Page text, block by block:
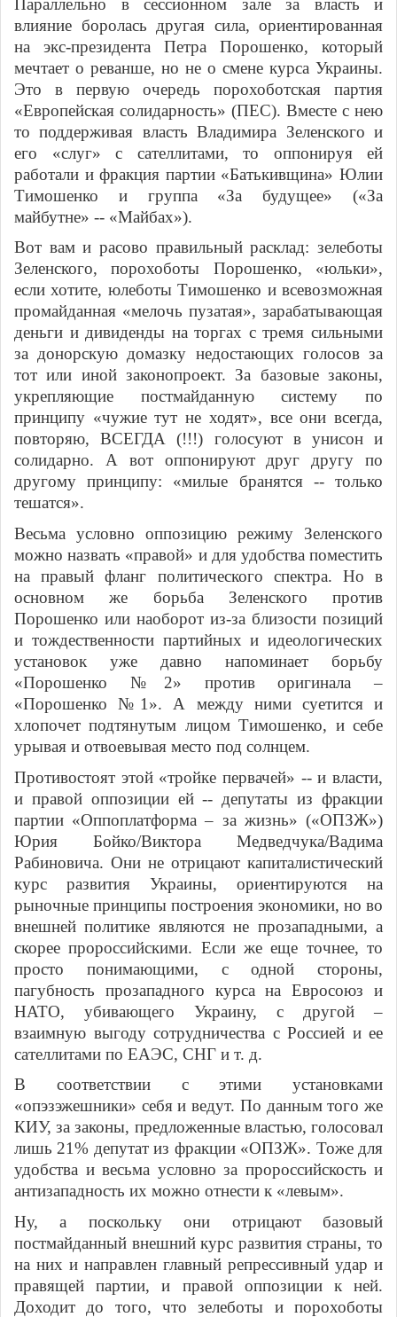
влияние боролась другая сила, ориентированная
на экс-президента Петра Порошенко, который
мечтает о реванше, но не о смене курса Украины.
Это в первую очередь порохоботская партия
«Европейская солидарность» (ПЕС). Вместе с нею
то поддерживая власть Владимира Зеленского и
его «слуг» с сателлитами, то оппонируя ей
работали и фракция партии «Батькивщина» Юлии
Тимошенко и группа «За будущее» («За
майбутне» -- «Майбах»).
Вот вам и расово правильный расклад: зелеботы
Зеленского, порохоботы Порошенко, «юльки»,
если хотите, юлеботы Тимошенко и всевозможная
промайданная «мелочь пузатая», зарабатывающая
деньги и дивиденды на торгах с тремя сильными
за донорскую домазку недостающих голосов за
тот или иной законопроект. За базовые законы,
укрепляющие постмайданную систему по
принципу «чужие тут не ходят», все они всегда,
повторяю, ВСЕГДА (!!!) голосуют в унисон и
солидарно. А вот оппонируют друг другу по
другому принципу: «милые бранятся -- только
тешатся».
Весьма условно оппозицию режиму Зеленского
можно назвать «правой» и для удобства поместить
на правый фланг политического спектра. Но в
основном же борьба Зеленского против
Порошенко или наоборот из-за близости позиций
и тождественности партийных и идеологических
установок уже давно напоминает борьбу
«Порошенко №2» против оригинала –
«Порошенко №1». А между ними суетится и
хлопочет подтянутым лицом Тимошенко, и себе
урывая и отвоевывая место под солнцем.
Противостоят этой «тройке первачей» -- и власти,
и правой оппозиции ей -- депутаты из фракции
партии «Оппоплатформа – за жизнь» («ОПЗЖ»)
Юрия Бойко/Виктора Медведчука/Вадима
Рабиновича. Они не отрицают капиталистический
курс развития Украины, ориентируются на
рыночные принципы построения экономики, но во
внешней политике являются не прозападными, а
скорее пророссийскими. Если же еще точнее, то
просто понимающими, с одной стороны,
пагубность прозападного курса на Евросоюз и
НАТО, убивающего Украину, с другой –
взаимную выгоду сотрудничества с Россией и ее
сателлитами по ЕАЭС, СНГ и т. д.
В соответствии с этими установками
«опэзэжешники» себя и ведут. По данным того же
КИУ, за законы, предложенные властью, голосовал
лишь 21% депутат из фракции «ОПЗЖ». Тоже для
удобства и весьма условно за пророссийскость и
антизападность их можно отнести к «левым».
Ну, а поскольку они отрицают базовый
постмайданный внешний курс развития страны, то
на них и направлен главный репрессивный удар и
правящей партии, и правой оппозиции к ней.
Доходит до того, что зелеботы и порохоботы